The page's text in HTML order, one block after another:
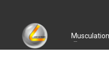
Musculation